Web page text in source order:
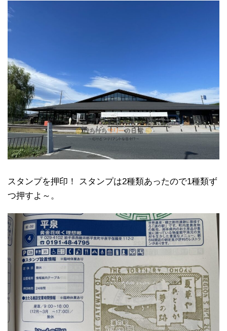
スタンプを押印！ スタンプは2種類あったので1種類ず
つ押すよ～。